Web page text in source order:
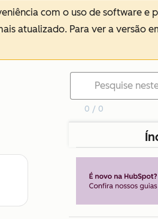
com o uso de software e
atualizado. Para ver a versão
0 / 0